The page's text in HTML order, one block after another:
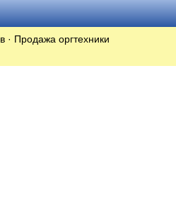
· Продажа оргтехники